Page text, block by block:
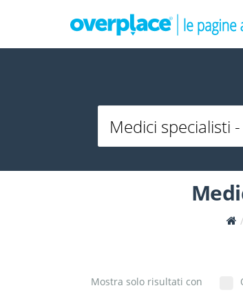
Mostra solo risultati con